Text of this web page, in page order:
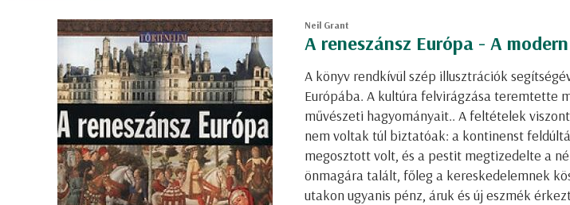
Neil Grant
A reneszánsz Európa - A
A könyv rendkívül szép illusztrációk
Európába. A kultúra felvirágzása teremtette
művészeti hagyományait.. A feltételek
nem voltak túl biztatóak: a kontinenst
megosztott volt, és a pestit megtizedelte a
önmagára talált, főleg a kereskedelemnek
utakon ugyanis pénz, áruk és új eszmék